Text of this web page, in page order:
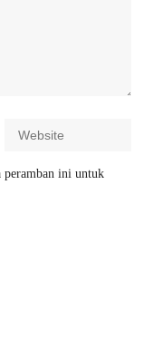
peramban ini untuk